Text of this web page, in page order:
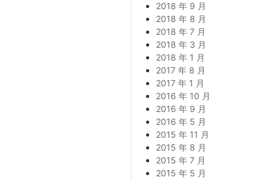
2018 年 9 月
2018 年 8 月
2018 年 7 月
2018 年 3 月
2018 年 1 月
2017 年 8 月
2017 年 1 月
2016 年 10 月
2016 年 9 月
2016 年 5 月
2015 年 11 月
2015 年 8 月
2015 年 7 月
2015 年 5 月